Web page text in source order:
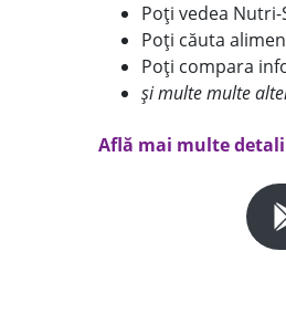
Poți vedea
Poți căuta
Poți compara
și multe multe
Află mai multe